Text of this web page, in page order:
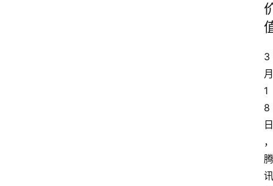
3
月
1
8
日
，
腾
讯